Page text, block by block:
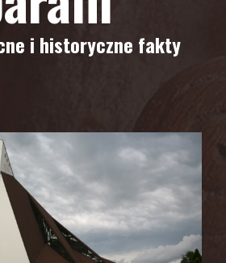
i historyczne fakty